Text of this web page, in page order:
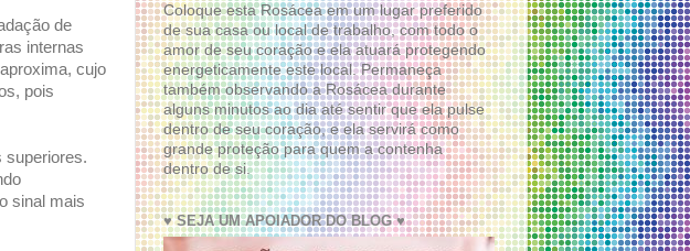
de
internas
cujo
pois
superiores.
sinal mais
Coloque esta Rosácea em um lugar preferido
de sua casa ou local de trabalho, com todo o
amor de seu coração e ela atuará protegendo
energeticamente este local. Permaneça
também observando a Rosácea durante
alguns minutos ao dia até sentir que ela pulse
dentro de seu coração, e ela servirá como
grande proteção para quem a contenha
dentro de si.
♥ SEJA UM APOIADOR DO BLOG ♥